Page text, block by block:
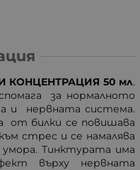
КОНЦЕНТРАЦИЯ 50 мл.
за нормалното
и нервната система.
от билки се повишава
стрес и се намалява
Тинктурата има
върху нервната